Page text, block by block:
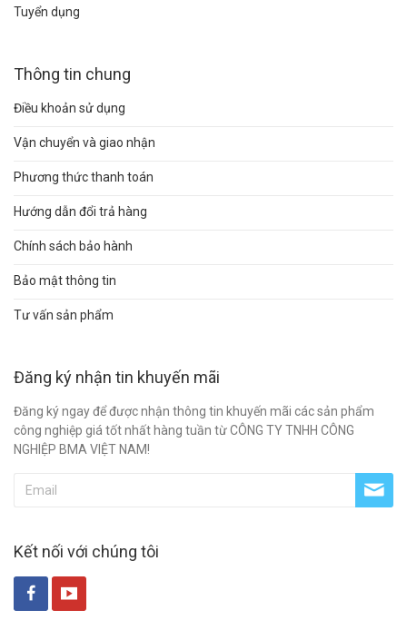
Tuyển dụng
Thông tin chung
Điều khoản sử dụng
Vận chuyển và giao nhận
Phương thức thanh toán
Hướng dẫn đổi trả hàng
Chính sách bảo hành
Bảo mật thông tin
Tư vấn sản phẩm
Đăng ký nhận tin khuyến mãi
Đăng ký ngay để được nhận thông tin khuyến mãi các sản phẩm
công nghiệp giá tốt nhất hàng tuần từ CÔNG TY TNHH CÔNG
NGHIỆP BMA VIỆT NAM!
Kết nối với chúng tôi